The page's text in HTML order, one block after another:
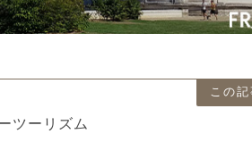
この
ツーリズム